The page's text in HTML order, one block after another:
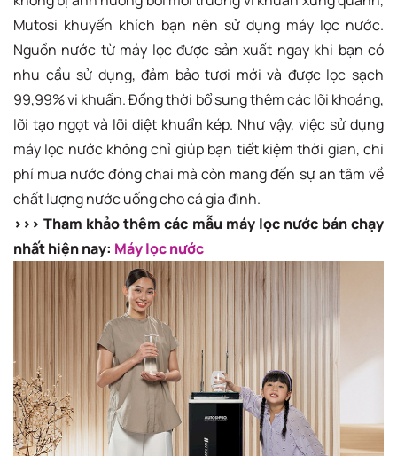
Mutosi khuyến khích bạn nên sử dụng máy lọc nước.
Nguồn nước từ máy lọc được sản xuất ngay khi bạn có
nhu cầu sử dụng, đảm bảo tươi mới và được lọc sạch
99,99% vi khuẩn. Đồng thời bổ sung thêm các lõi khoáng,
lõi tạo ngọt và lõi diệt khuẩn kép. Như vậy, việc sử dụng
máy lọc nước không chỉ giúp bạn tiết kiệm thời gian, chi
phí mua nước đóng chai mà còn mang đến sự an tâm về
chất lượng nước uống cho cả gia đình.
>>> Tham khảo thêm các mẫu máy lọc nước bán chạy
nhất hiện nay: Máy lọc nước